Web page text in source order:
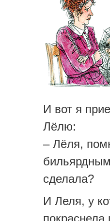
И вот я
Лёлю:
– Лёля,
сделала?
И Леля, у
покраснела